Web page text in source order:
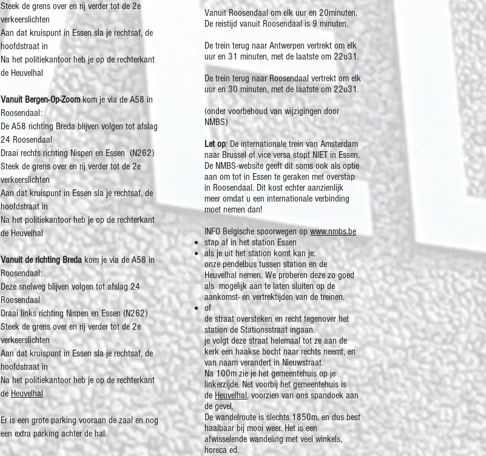
Steek de grens over en rij verder tot de 2e
verkeerslichten
Aan dat kruispunt in Essen sla je rechtsaf, de
hoofdstraat in
Na het politiekantoor heb je op de rechterkant
de Heuvelhal
Vanuit Bergen-Op-Zoomkom je via de A58 in
Roosendaal:
De A58 richting Breda blijven volgen tot afslag
24 Roosendaal
Draai rechts richting Nispen en Essen (N262)
Steek de grens over en rij verder tot de 2e
verkeerslichten
Aan dat kruispunt in Essen sla je rechtsaf, de
hoofdstraat in
Na het politiekantoor heb je op de rechterkant
de Heuvelhal
Vanuit de richting Breda kom je via de A58 in
Roosendaal:
Deze snelweg blijven volgen tot afslag 24
Roosendaal
Draai links richting Nispen en Essen (N262)
Steek de grens over en rij verder tot de 2e
verkeerslichten
Aan dat kruispunt in Essen sla je rechtsaf, de
hoofdstraat in
Na het politiekantoor heb je op de rechterkant
deHeuvelhal
Er is een grote parking vooraan de zaal en nog
een extra parking achter de hal.
Vanuit Roosendaal om elk uur en 20minuten.
De reistijd vanuit Roosendaal is 9 minuten.
De trein terug naar Antwerpen vertrekt om elk
uur en 31 minuten, met de laatste om 22u31.
De trein terug naar Roosendaal vertrekt om elk
uur en 30 minuten, met de laatste om 22u31.
(onder voorbehoud van wijzigingen door
NMBS)
Let op: De internationale trein van Amsterdam
naar Brussel of vice versa stopt NIET in Essen.
De NMBS-website geeft dit soms ook als optie
aan om tot in Essen te geraken met overstap
in Roosendaal. Dit kost echter aanzienlijk
meer omdat u een internationale verbinding
moet nemen dan!
INFO Belgische spoorwegen opwww.nmbs.be
stap af in het station Essen
als je uit het station komt kan je:
​onze pendelbus tussen station en de
Heuvelhal nemen. We proberen deze zo goed
als mogelijk aan te laten sluiten op de
aankomst- en vertrektijden van de treinen.
of
de straat oversteken en recht tegenover het
station de Stationsstraat ingaan.
je volgt deze straat helemaal tot ze aan de
kerk een haakse bocht naar rechts neemt, en
van naam verandert in Nieuwstraat.
Na 100m zie je het gemeentehuis op je
linkerzijde. Net voorbij het gemeentehuis is
de Heuvelhal, voorzien van ons spandoek aan
de gevel.
De wandelroute is slechts 1850m, en dus best
haalbaar bij mooi weer. Het is een
afwisselende wandeling met veel winkels,
horeca ed.